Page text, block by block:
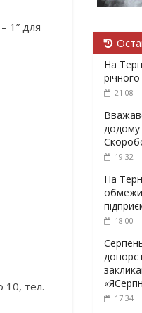
1” для
10, тел.
На
21:08 |
додому
19:32 |
На
18:00 |
17:34 |